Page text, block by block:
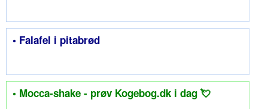
• Falafel i pitabrød
• Mocca-shake - prøv Kogebog.dk i dag 💘